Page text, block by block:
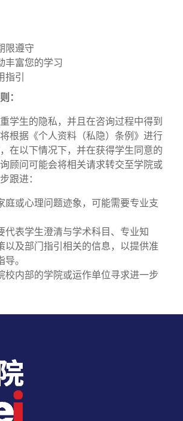
限遵守
丰富您的学习
指引
：
学生的隐私，并且在咨询过程中得到
根据《个人资料（私隐）条例》进行
在以下情况下，并在获得学生同意的
顾问可能会将相关请求转交至学院或
跟进：
庭或心理问题迹象，可能需要专业支
代表学生澄清与学术科目、专业知
以及部门指引相关的信息，以提供准
。
校内部的学院或运作单位寻求进一步